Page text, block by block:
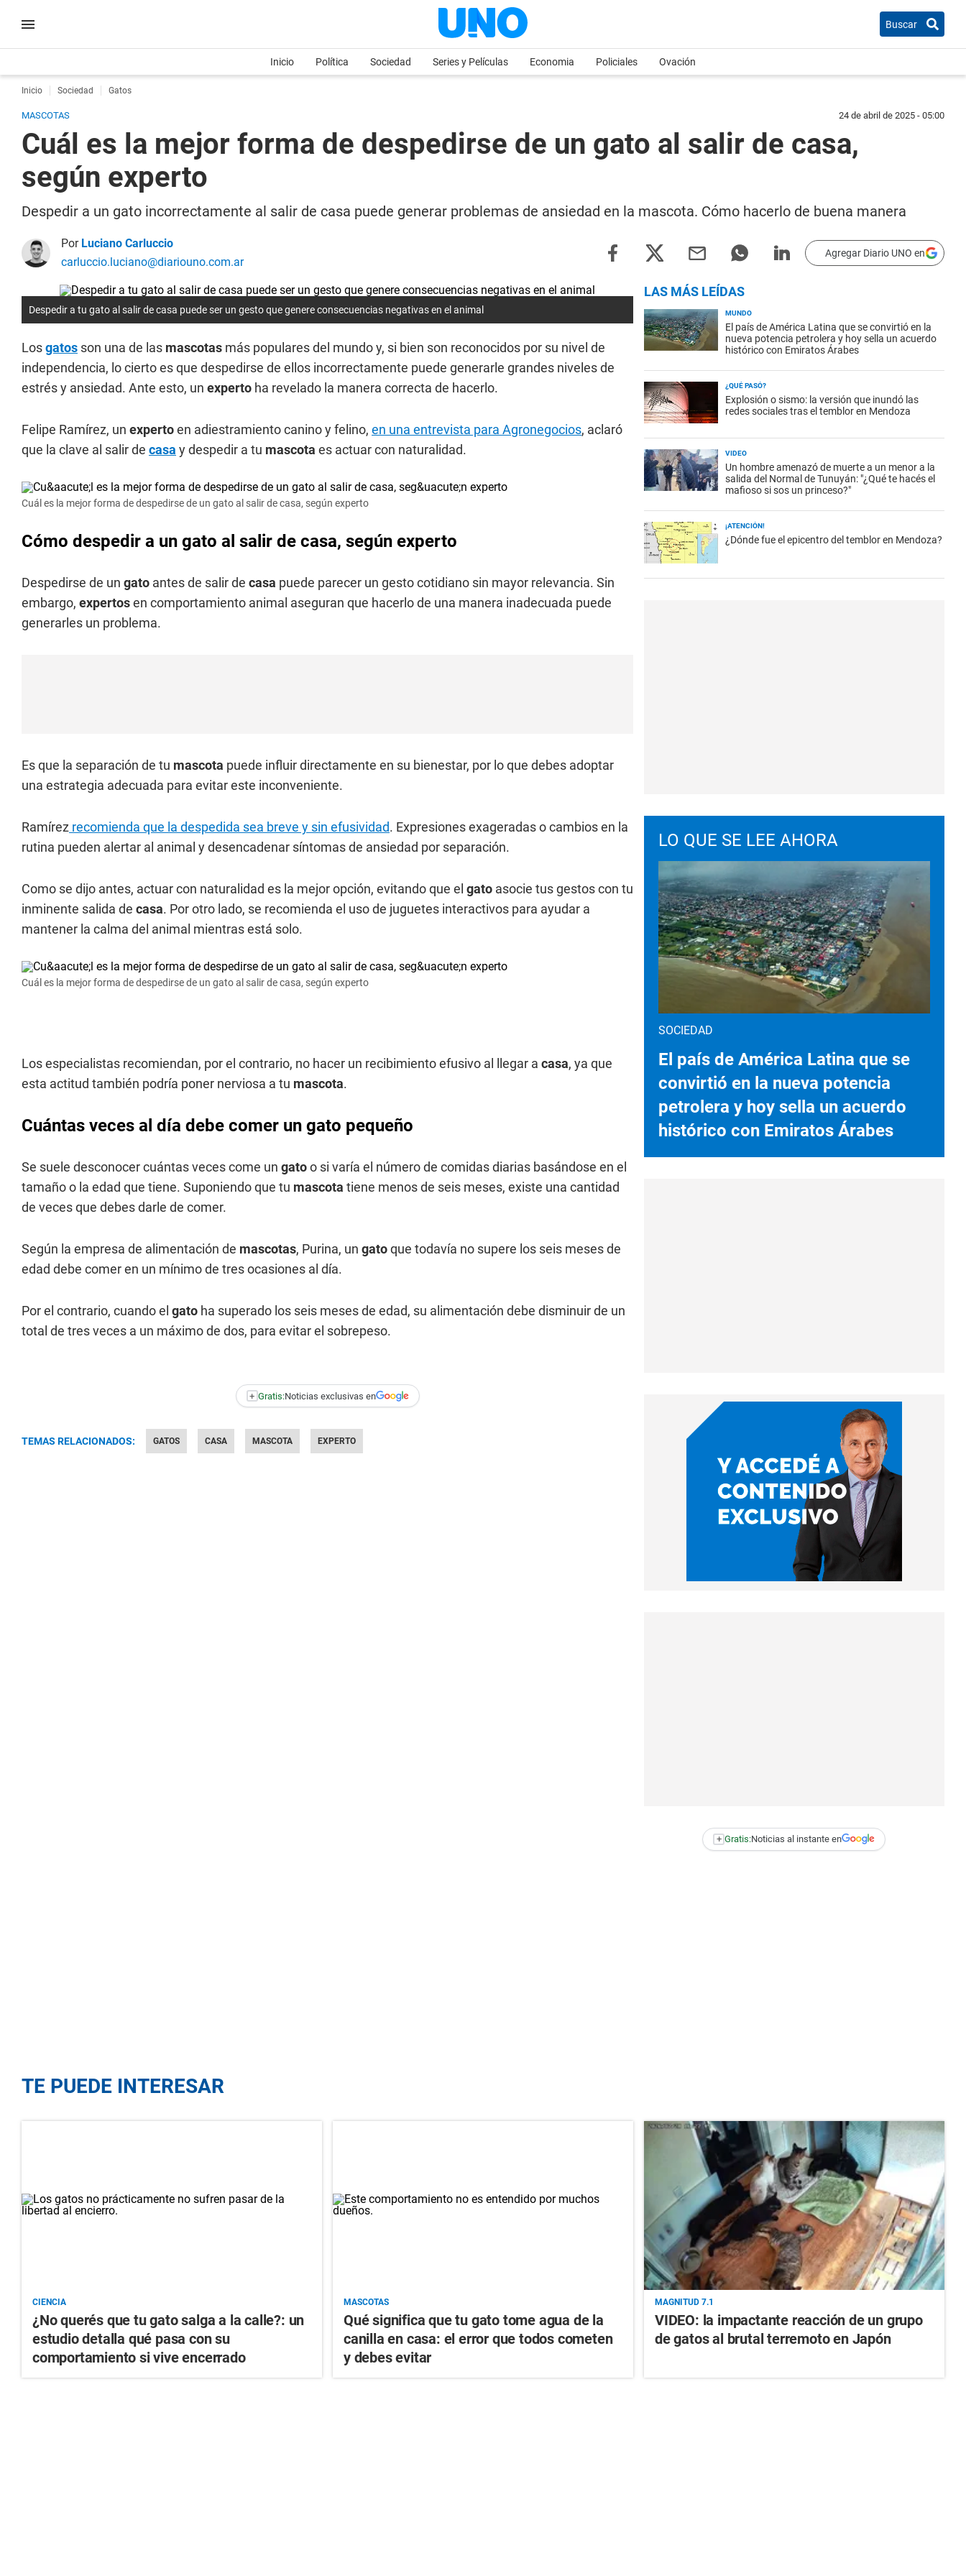
Buscar
Inicio Política Sociedad Series y Películas Economia Policiales Ovación
Inicio Sociedad Gatos
MASCOTAS 24 de abril de 2025 - 05:00
Cuál es la mejor forma de despedirse de un gato al salir de casa,
según experto
Despedir a un gato incorrectamente al salir de casa puede generar problemas de ansiedad en la mascota. Cómo hacerlo de buena manera
Por Luciano Carluccio
carluccio.luciano@diariouno.com.ar
Agregar Diario UNO en
Despedir a tu gato al salir de casa puede ser un gesto que genere consecuencias negativas en el animal
Losgatos son una de las mascotas más populares del mundo y, si bien son reconocidos por su nivel de
independencia, lo cierto es que despedirse de ellos incorrectamente puede generarle grandes niveles de
estrés y ansiedad. Ante esto, un experto ha revelado la manera correcta de hacerlo.
Felipe Ramírez, un expertoen adiestramiento canino y felino, en una entrevista para Agronegocios, aclaró
que la clave al salir de casa y despedir a tu mascota es actuar con naturalidad.
Cuál es la mejor forma de despedirse de un gato al salir de casa, según experto
Cómo despedir a un gato al salir de casa, según experto
Despedirse de un gato antes de salir de casa puede parecer un gesto cotidiano sin mayor relevancia. Sin
embargo, expertosen comportamiento animal aseguran que hacerlo de una manera inadecuada puede
generarles un problema.
Es que la separación de tu mascota puede influir directamente en su bienestar, por lo que debes adoptar
una estrategia adecuada para evitar este inconveniente.
Ramírez recomienda que la despedida sea breve y sin efusividad. Expresiones exageradas o cambios en la
rutina pueden alertar al animal y desencadenar síntomas de ansiedad por separación.
Como se dijo antes, actuar con naturalidad es la mejor opción, evitando que el gato asocie tus gestos con tu
inminente salida de casa. Por otro lado, se recomienda el uso de juguetes interactivos para ayudar a
mantener la calma del animal mientras está solo.
Cuál es la mejor forma de despedirse de un gato al salir de casa, según experto
Los especialistas recomiendan, por el contrario, no hacer un recibimiento efusivo al llegar a casa, ya que
esta actitud también podría poner nerviosa a tu mascota.
Cuántas veces al día debe comer un gato pequeño
Se suele desconocer cuántas veces come un gatoo si varía el número de comidas diarias basándose en el
tamaño o la edad que tiene. Suponiendo que tu mascota tiene menos de seis meses, existe una cantidad
de veces que debes darle de comer.
Según la empresa de alimentación de mascotas, Purina, un gatoque todavía no supere los seis meses de
edad debe comer en un mínimo de tres ocasiones al día.
Por el contrario, cuando el gato ha superado los seis meses de edad, su alimentación debe disminuir de un
total de tres veces a un máximo de dos, para evitar el sobrepeso.
+ Gratis:Noticias exclusivas en
TEMAS RELACIONADOS: GATOS CASA MASCOTA EXPERTO
LAS MÁS LEÍDAS
MUNDO
El país de América Latina que se convirtió en la
nueva potencia petrolera y hoy sella un acuerdo
histórico con Emiratos Árabes
¿QUÉ PASÓ?
Explosión o sismo: la versión que inundó las
redes sociales tras el temblor en Mendoza
VIDEO
Un hombre amenazó de muerte a un menor a la
salida del Normal de Tunuyán: "¿Qué te hacés el
mafioso si sos un princeso?"
¡ATENCIÓN!
¿Dónde fue el epicentro del temblor en Mendoza?
LO QUE SE LEE AHORA
SOCIEDAD
El país de América Latina que se
convirtió en la nueva potencia
petrolera y hoy sella un acuerdo
histórico con Emiratos Árabes
+ Gratis:Noticias al instante en
TE PUEDE INTERESAR
CIENCIA
¿No querés que tu gato salga a la calle?: un
estudio detalla qué pasa con su
comportamiento si vive encerrado
MASCOTAS
Qué significa que tu gato tome agua de la
canilla en casa: el error que todos cometen
y debes evitar
MAGNITUD 7.1
VIDEO: la impactante reacción de un grupo
de gatos al brutal terremoto en Japón